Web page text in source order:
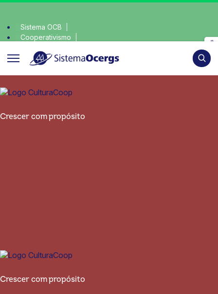
Sistema OCB
Cooperativismo
Crescer com propósito
Crescer com propósito